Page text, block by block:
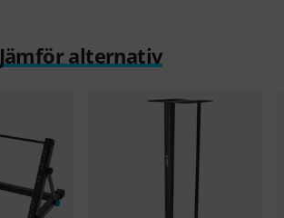
Jämför alternativ